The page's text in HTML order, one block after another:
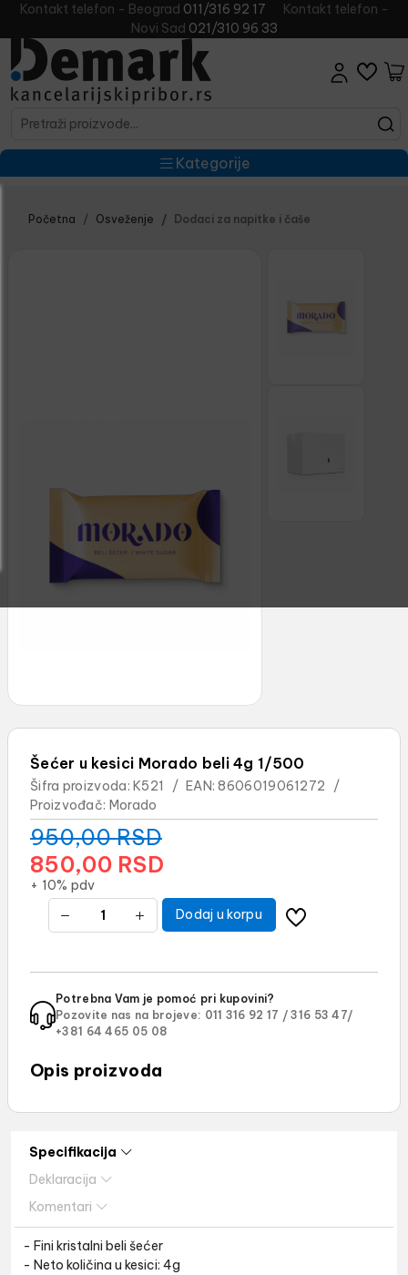
Kontakt telefon - Beograd 011/316 92 17
Kontakt telefon -
Novi Sad 021/310 96 33
Kategorije
Početna Osveženje Dodaci za napitke i čaše
Šećer u kesici Morado beli 4g 1/500
Šifra proizvoda:K521 / EAN: 8606019061272
/
Proizvođač: Morado
950,00RSD
850,00 RSD
+ 10% pdv
Dodaj u korpu
Potrebna Vam je pomoć pri kupovini?
Pozovite nas na brojeve: 011 316 92 17 / 316 53 47/
+381 64 465 05 08
Opis proizvoda
Specifikacija
Deklaracija
Komentari
- Fini kristalni beli šećer
- Neto količina u kesici: 4g